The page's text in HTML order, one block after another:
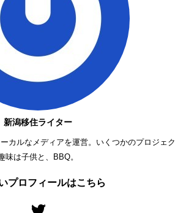
新潟移住ライター
カルなメディアを運営。いくつかのプロジェ
は子供と、BBQ。
プロフィールはこちら